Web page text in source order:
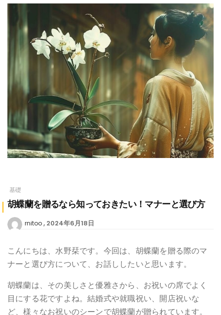
基礎
胡蝶蘭を贈るなら知っておきたい！マナーと選び方
rnitoo 2024年6月18日
こんにちは、水野栞です。今回は、胡蝶蘭を贈る際のマ
ナーと選び方について、お話ししたいと思います。
胡蝶蘭は、その美しさと優雅さから、お祝いの席でよく
目にする花ですよね。結婚式や就職祝い、開店祝いな
ど、様々なお祝いのシーンで胡蝶蘭が贈られています。